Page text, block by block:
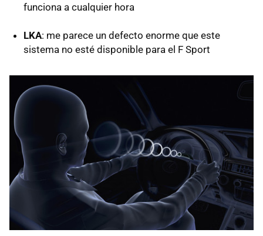
funciona a cualquier hora
LKA: me parece un defecto enorme que este
sistema no esté disponible para el F Sport